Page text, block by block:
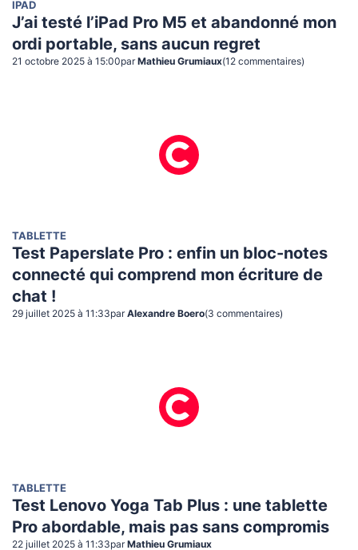
IPAD
J’ai testé l’iPad Pro M5 et abandonné mon
ordi portable, sans aucun regret
21 octobre 2025 à 15:00par Mathieu Grumiaux(12 commentaires)
TABLETTE
Test Paperslate Pro : enfin un bloc-notes
connecté qui comprend mon écriture de
chat !
29 juillet 2025 à 11:33par Alexandre Boero(3 commentaires)
TABLETTE
Test Lenovo Yoga Tab Plus : une tablette
Pro abordable, mais pas sans compromis
22 juillet 2025 à 11:33par Mathieu Grumiaux